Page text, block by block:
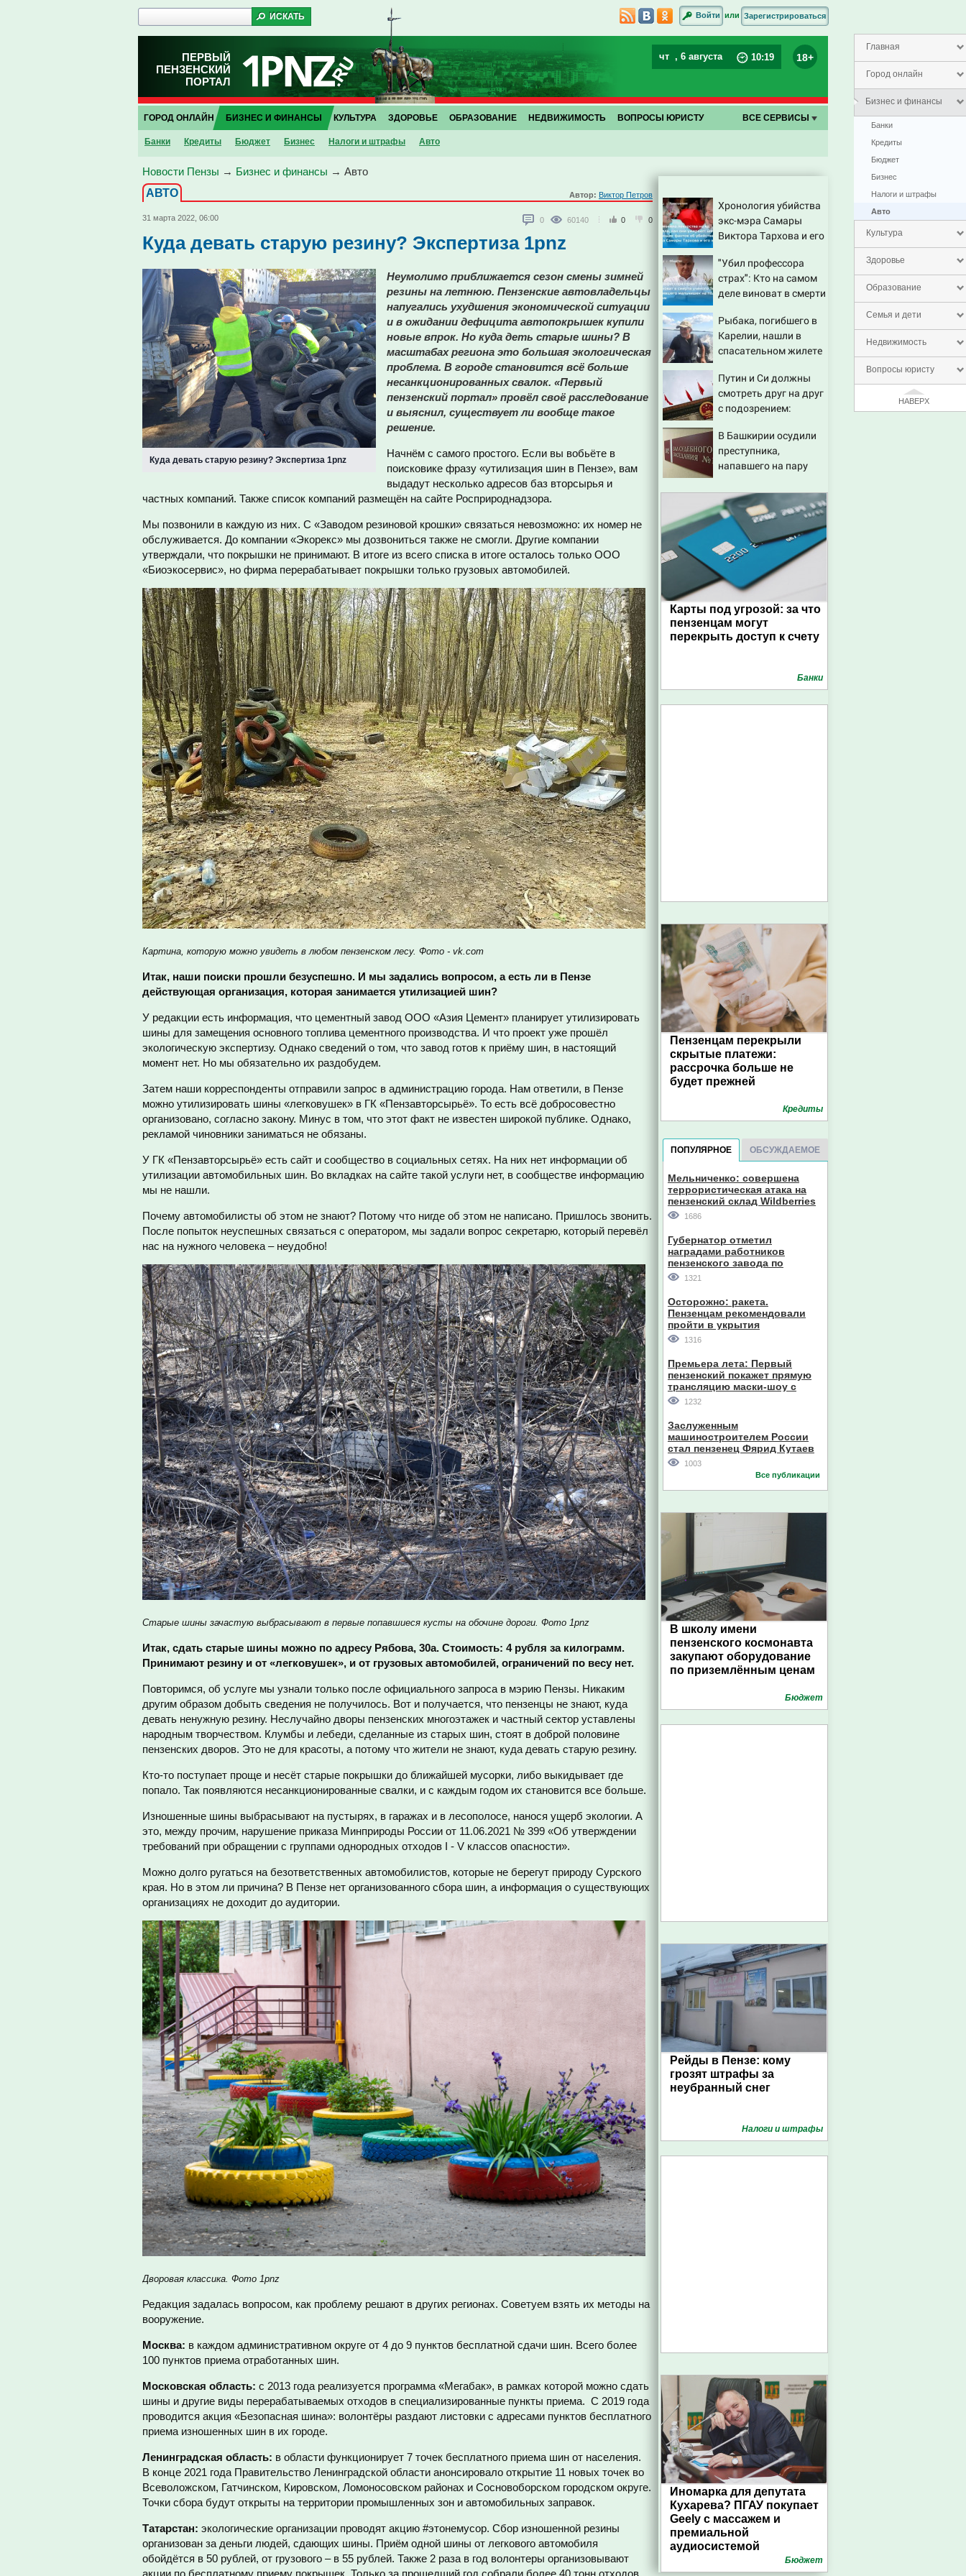
Главная
Город онлайн
Бизнес и финансы
Банки
Кредиты
Бюджет
Бизнес
Налоги и штрафы
Авто
Культура
Здоровье
Образование
Семья и дети
Недвижимость
Вопросы юристу
НАВЕРХ
Войти или Зарегистрироваться
ПЕРВЫЙ
ПЕНЗЕНСКИЙ
ПОРТАЛ
чт , 6 августа 10:19 18+
ГОРОД ОНЛАЙН БИЗНЕС И ФИНАНСЫ
Банки Кредиты Бюджет Бизнес Налоги и штрафы Авто
КУЛЬТУРА ЗДОРОВЬЕ ОБРАЗОВАНИЕ НЕДВИЖИМОСТЬ ВОПРОСЫ ЮРИСТУ ВСЕ СЕРВИСЫ
Новости Пензы → Бизнес и финансы → Авто
АВТО
Автор: Виктор Петров
31 марта 2022, 06:00 0 60140 0 0
Куда девать старую резину? Экспертиза 1pnz
Куда девать старую резину? Экспертиза 1pnz
Неумолимо приближается сезон смены зимней
резины на летнюю. Пензенские автовладельцы
напугались ухудшения экономической ситуации
и в ожидании дефицита автопокрышек купили
новые впрок. Но куда деть старые шины? В
масштабах региона это большая экологическая
проблема. В городе становится всё больше
несанкционированных свалок. «Первый
пензенский портал» провёл своё расследование
и выяснил, существует ли вообще такое
решение.
Начнём с самого простого. Если вы вобьёте в
поисковике фразу «утилизация шин в Пензе», вам
выдадут несколько адресов баз вторсырья и
частных компаний. Также список компаний размещён на сайте Росприроднадзора.
Мы позвонили в каждую из них. С «Заводом резиновой крошки» связаться невозможно: их номер не
обслуживается. До компании «Экорекс» мы дозвониться также не смогли. Другие компании
утверждали, что покрышки не принимают. В итоге из всего списка в итоге осталось только ООО
«Биоэкосервис», но фирма перерабатывает покрышки только грузовых автомобилей.
Картина, которую можно увидеть в любом пензенском лесу. Фото - vk.com
Итак, наши поиски прошли безуспешно. И мы задались вопросом, а есть ли в Пензе
действующая организация, которая занимается утилизацией шин?
У редакции есть информация, что цементный завод ООО «Азия Цемент» планирует утилизировать
шины для замещения основного топлива цементного производства. И что проект уже прошёл
экологическую экспертизу. Однако сведений о том, что завод готов к приёму шин, в настоящий
момент нет. Но мы обязательно их раздобудем.
Затем наши корреспонденты отправили запрос в администрацию города. Нам ответили, в Пензе
можно утилизировать шины «легковушек» в ГК «Пензавторсырьё». То есть всё добросовестно
организовано, согласно закону. Минус в том, что этот факт не известен широкой публике. Однако,
рекламой чиновники заниматься не обязаны.
У ГК «Пензавторсырьё» есть сайт и сообщество в социальных сетях. На них нет информации об
утилизации автомобильных шин. Во вкладках на сайте такой услуги нет, в сообществе информацию
мы не нашли.
Почему автомобилисты об этом не знают? Потому что нигде об этом не написано. Пришлось звонить.
После попыток неуспешных связаться с оператором, мы задали вопрос секретарю, который перевёл
нас на нужного человека – неудобно!
Старые шины зачастую выбрасывают в первые попавшиеся кусты на обочине дороги. Фото 1pnz
Итак, сдать старые шины можно по адресу Рябова, 30а. Стоимость: 4 рубля за килограмм.
Принимают резину и от «легковушек», и от грузовых автомобилей, ограничений по весу нет.
Повторимся, об услуге мы узнали только после официального запроса в мэрию Пензы. Никаким
другим образом добыть сведения не получилось. Вот и получается, что пензенцы не знают, куда
девать ненужную резину. Неслучайно дворы пензенских многоэтажек и частный сектор уставлены
народным творчеством. Клумбы и лебеди, сделанные из старых шин, стоят в доброй половине
пензенских дворов. Это не для красоты, а потому что жители не знают, куда девать старую резину.
Кто-то поступает проще и несёт старые покрышки до ближайшей мусорки, либо выкидывает где
попало. Так появляются несанкционированные свалки, и с каждым годом их становится все больше.
Изношенные шины выбрасывают на пустырях, в гаражах и в лесополосе, нанося ущерб экологии. А
это, между прочим, нарушение приказа Минприроды России от 11.06.2021 № 399 «Об утверждении
требований при обращении с группами однородных отходов I - V классов опасности».
Можно долго ругаться на безответственных автомобилистов, которые не берегут природу Сурского
края. Но в этом ли причина? В Пензе нет организованного сбора шин, а информация о существующих
организациях не доходит до аудитории.
Дворовая классика. Фото 1pnz
Редакция задалась вопросом, как проблему решают в других регионах. Советуем взять их методы на
вооружение.
Москва: в каждом административном округе от 4 до 9 пунктов бесплатной сдачи шин. Всего более
100 пунктов приема отработанных шин.
Московская область: с 2013 года реализуется программа «Мегабак», в рамках которой можно сдать
шины и другие виды перерабатываемых отходов в специализированные пункты приема. С 2019 года
проводится акция «Безопасная шина»: волонтёры раздают листовки с адресами пунктов бесплатного
приема изношенных шин в их городе.
Ленинградская область: в области функционирует 7 точек бесплатного приема шин от населения.
В конце 2021 года Правительство Ленинградской области анонсировало открытие 11 новых точек во
Всеволожском, Гатчинском, Кировском, Ломоносовском районах и Сосновоборском городском округе.
Точки сбора будут открыты на территории промышленных зон и автомобильных заправок.
Татарстан: экологические организации проводят акцию #этонемусор. Сбор изношенной резины
организован за деньги людей, сдающих шины. Приём одной шины от легкового автомобиля
обойдётся в 50 рублей, от грузового – в 55 рублей. Также 2 раза в год волонтеры организовывают
акции по бесплатному приему покрышек. Только за прошедший год собрали более 40 тонн отходов
Хронология убийства
экс-мэра Самары
Виктора Тархова и его
шокирующих фактов,
новые подробности
"Убил профессора
страх": Кто на самом
деле виноват в смерти
остановившего
мальчишек на поле с
горохом
Рыбака, погибшего в
Карелии, нашли в
спасательном жилете
Путин и Си должны
смотреть друг на друг
с подозрением:
задачу своим
дипломатам
В Башкирии осудили
преступника,
напавшего на пару
Карты под угрозой: за что
пензенцам могут
перекрыть доступ к счету
Банки
Пензенцам перекрыли
скрытые платежи:
рассрочка больше не
будет прежней
Кредиты
ПОПУЛЯРНОЕ ОБСУЖДАЕМОЕ
Мельниченко: совершена
террористическая атака на
пензенский склад Wildberries
1686
Губернатор отметил
наградами работников
пензенского завода по
производству станков
1321
Осторожно: ракета.
Пензенцам рекомендовали
пройти в укрытия
1316
Премьера лета: Первый
пензенский покажет прямую
трансляцию маски-шоу с
участием компании из Южной
1232
Заслуженным
машиностроителем России
стал пензенец Фярид Кутаев
1003
Все публикации
В школу имени
пензенского космонавта
закупают оборудование
по приземлённым ценам
Бюджет
Рейды в Пензе: кому
грозят штрафы за
неубранный снег
Налоги и штрафы
Иномарка для депутата
Кухарева? ПГАУ покупает
Geely с массажем и
премиальной
аудиосистемой
Бюджет